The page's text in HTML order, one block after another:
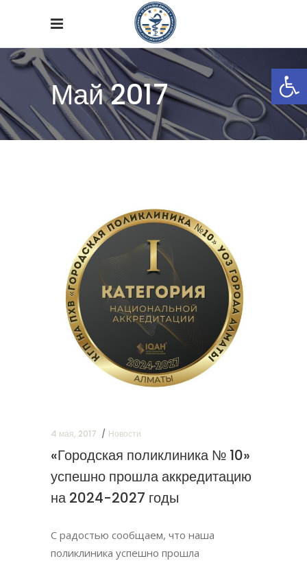
Май 2017
4 мая, 2017 Новости
«Городская поликлиника № 10»
успешно прошла аккредитацию
на 2024-2027 годы
С радостью сообщаем, что наша
поликлиника успешно прошла